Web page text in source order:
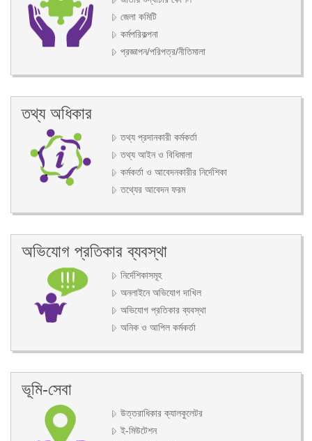
জেলা কমিটি
কর্মপরিকল্পনা
প্রজ্ঞাপন/পরিপত্র/নীতিমালা
তথ্য অধিকার
তথ্য প্রদানকারী কর্মকর্তা
তথ্য আইন ও বিধিমালা
কর্মকর্তা ও আবেদনকারীর নির্দেশিকা
তথ্যের আবেদন ফরম
অভিযোগ প্রতিকার ব্যবস্থা
নির্দেশিকাসমূহ
অনলাইনে অভিযোগ দাখিল
অভিযোগ প্রতিকার ব্যবস্থা
অনিক ও আপিল কর্মকর্তা
ভূমি-সেবা
উত্তরাধিকার ক্যালকুলেটর
ই-মিউটেশন